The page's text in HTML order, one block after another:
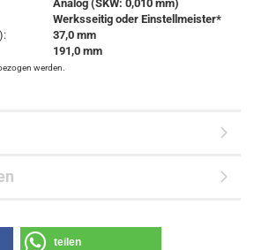
Analog (SKW: 0,010 mm)
Werksseitig oder Einstellmeister*
37,0 mm
191,0 mm
werden.
teilen